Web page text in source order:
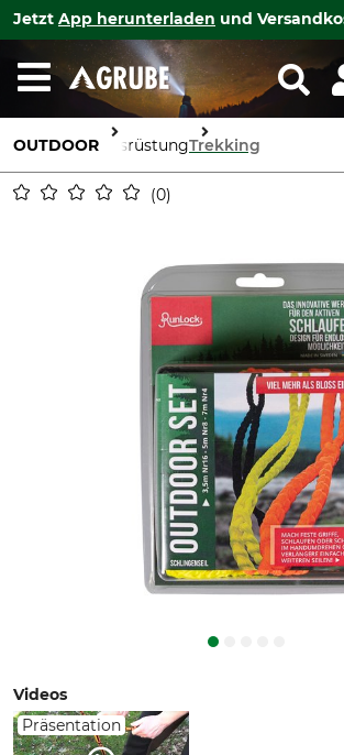
Jetzt App herunterladen und
OUTDOOR AusrüstungTrekking
0
Videos
Präsentation